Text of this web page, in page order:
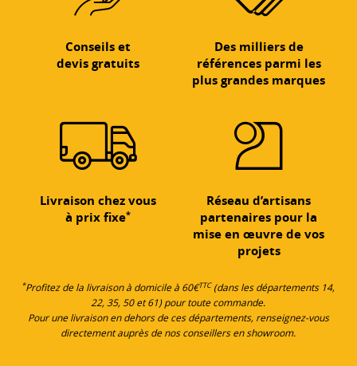
Conseils et
devis gratuits
Des milliers de
références parmi les
plus grandes marques
Livraison chez vous
à prix fixe*
Réseau d’artisans
partenaires pour la
mise en œuvre de vos
projets
*Profitez de la livraison à domicile à 60€TTC(dans les départements 14,
22, 35, 50 et 61) pour toute commande.
Pour une livraison en dehors de ces départements, renseignez-vous
directement auprès de nos conseillers en showroom.